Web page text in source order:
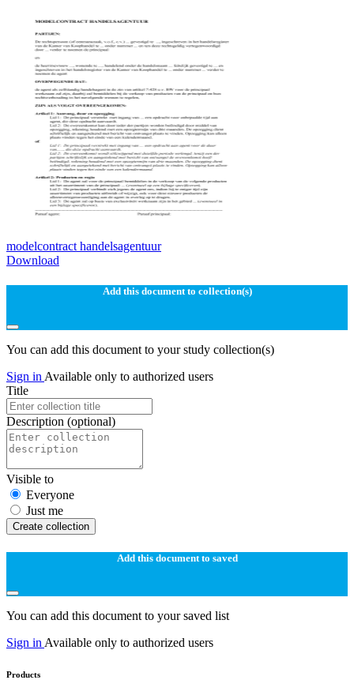
modelcontract handelsagentuur
Download
Add this document to collection(s)
You can add this document to your study collection(s)
Sign in Available only to authorized users
Title
Description (optional)
Visible to
Everyone
Just me
Create collection
Add this document to saved
You can add this document to your saved list
Sign in Available only to authorized users
Products